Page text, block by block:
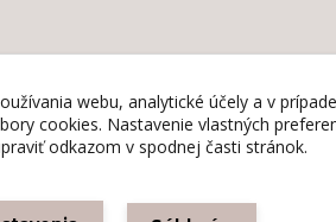
webu, analytické účely a v
cookies. Nastavenie vlastných
odkazom v spodnej časti stránok.